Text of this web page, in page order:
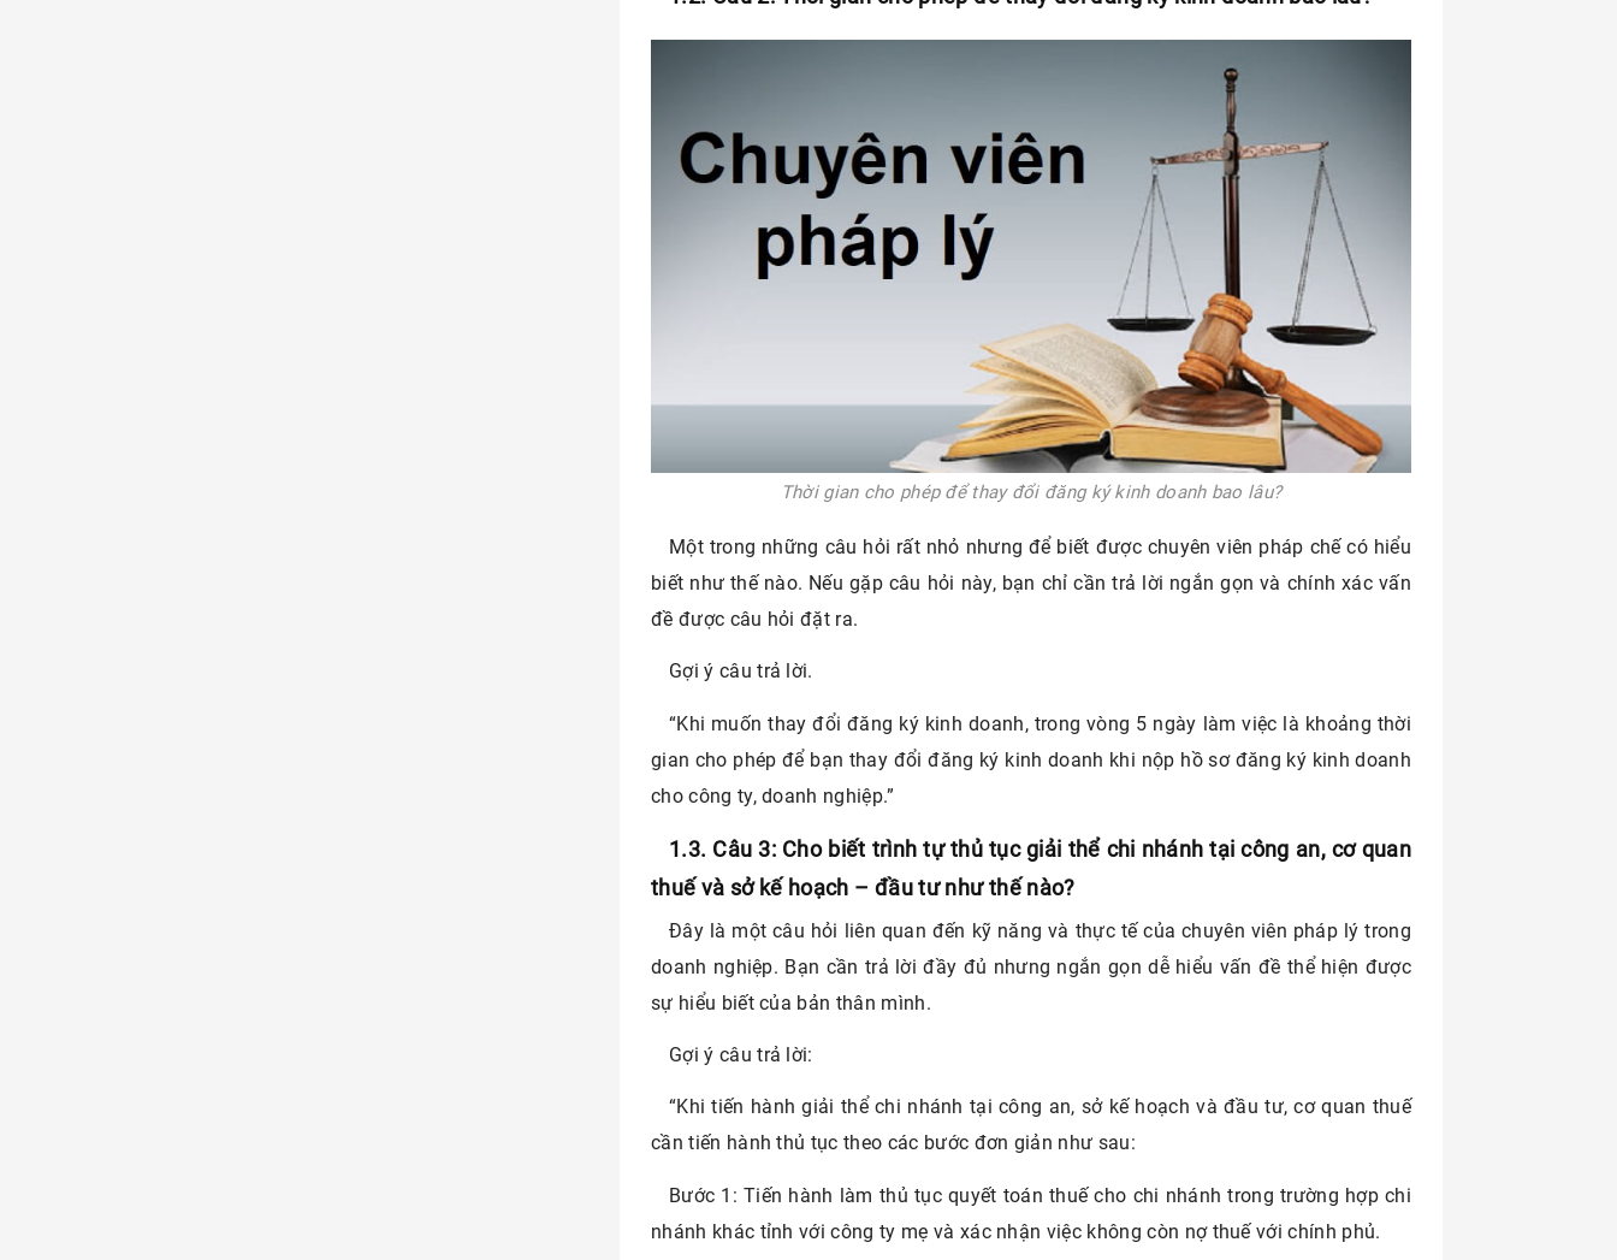
Thời gian cho phép để thay đổi đăng ký kinh doanh bao lâu?
Một trong những câu hỏi rất nhỏ nhưng để biết được chuyên viên pháp chế có hiểu
biết như thế nào. Nếu gặp câu hỏi này, bạn chỉ cần trả lời ngắn gọn và chính xác vấn
đề được câu hỏi đặt ra.
Gợi ý câu trả lời.
“Khi muốn thay đổi đăng ký kinh doanh, trong vòng 5 ngày làm việc là khoảng thời
gian cho phép để bạn thay đổi đăng ký kinh doanh khi nộp hồ sơ đăng ký kinh doanh
cho công ty, doanh nghiệp.”
1.3. Câu 3: Cho biết trình tự thủ tục giải thể chi nhánh tại công an, cơ quan
thuế và sở kế hoạch – đầu tư như thế nào?
Đây là một câu hỏi liên quan đến kỹ năng và thực tế của chuyên viên pháp lý trong
doanh nghiệp. Bạn cần trả lời đầy đủ nhưng ngắn gọn dễ hiểu vấn đề thể hiện được
sự hiểu biết của bản thân mình.
Gợi ý câu trả lời:
“Khi tiến hành giải thể chi nhánh tại công an, sở kế hoạch và đầu tư, cơ quan thuế
cần tiến hành thủ tục theo các bước đơn giản như sau:
Bước 1: Tiến hành làm thủ tục quyết toán thuế cho chi nhánh trong trường hợp chi
nhánh khác tỉnh với công ty mẹ và xác nhận việc không còn nợ thuế với chính phủ.